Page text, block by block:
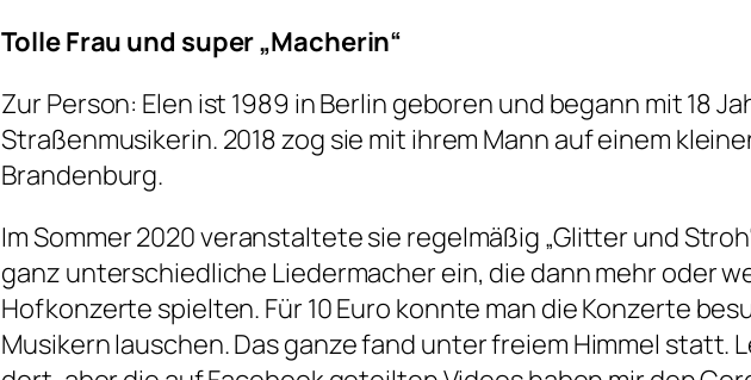
Tolle Frau und super „Macherin“
Zur Person: Elen ist 1989 in Berlin geboren und begann mit 18
Straßenmusikerin. 2018 zog sie mit ihrem Mann auf einem
Brandenburg.
Im Sommer 2020 veranstaltete sie regelmäßig „Glitter und
ganz unterschiedliche Liedermacher ein, die dann mehr oder
Hofkonzerte spielten. Für 10 Euro konnte man die Konzerte
Musikern lauschen. Das ganze fand unter freiem Himmel statt.